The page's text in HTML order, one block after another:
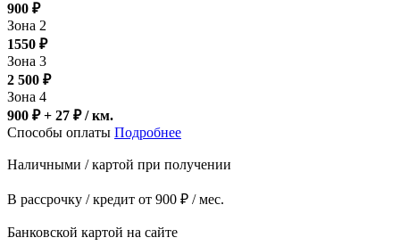
900 ₽
Зона 2
1550 ₽
Зона 3
2 500 ₽
Зона 4
900 ₽ + 27 ₽/ км.
Способы оплаты Подробнее
Наличными / картой при получении
В рассрочку / кредит от 900 ₽ / мес.
Банковской картой на сайте